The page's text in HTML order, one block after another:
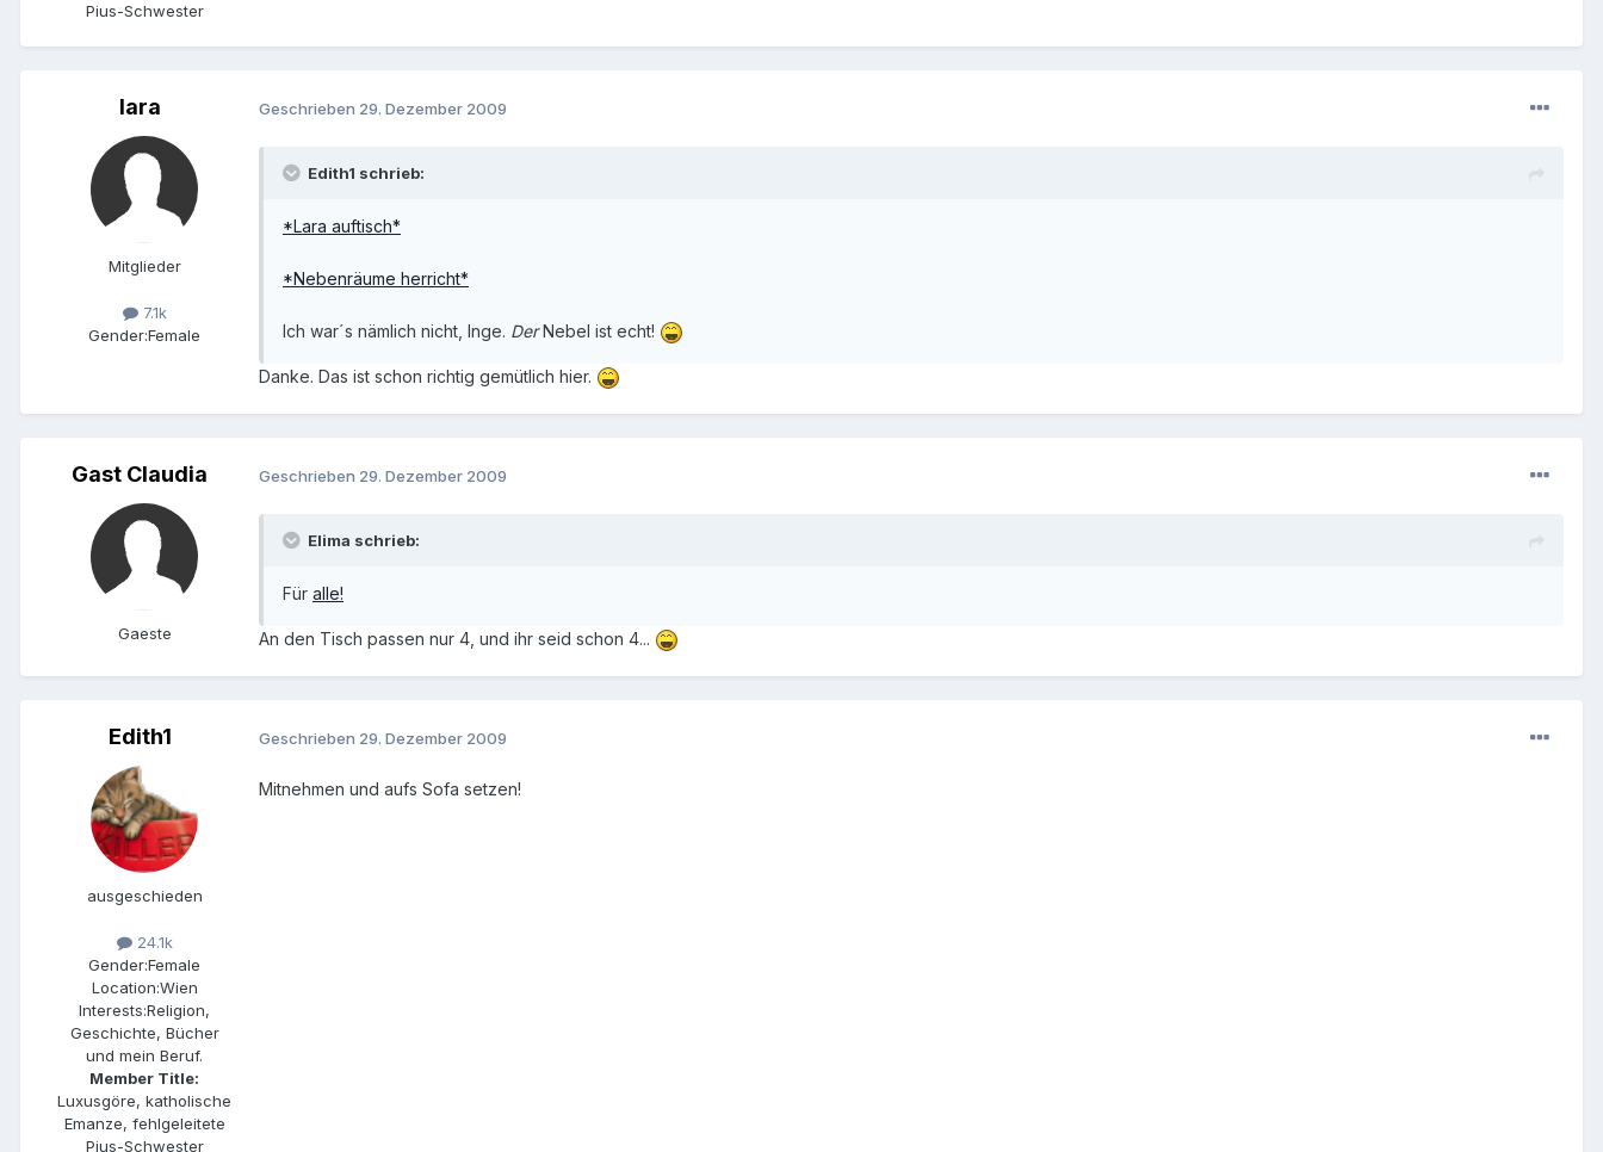
Pius-Schwester
lara
Mitglieder
7.1k
Gender:Female
Geschrieben 29. Dezember 2009
Edith1 schrieb:
*Lara auftisch*
*Nebenräume herricht*
Ich war´s nämlich nicht, Inge. DerNebel ist echt!
Danke. Das ist schon richtig gemütlich hier.
Gast Claudia
Gaeste
Geschrieben 29. Dezember 2009
Elima schrieb:
Für alle!
An den Tisch passen nur 4, und ihr seid schon 4...
Edith1
ausgeschieden
24.1k
Gender:Female
Location:Wien
Interests:Religion,
Geschichte, Bücher
und mein Beruf.
Member Title:
Luxusgöre, katholische
Emanze, fehlgeleitete
Pius-Schwester
Geschrieben 29. Dezember 2009
Mitnehmen und aufs Sofa setzen!